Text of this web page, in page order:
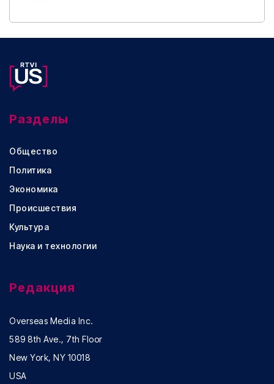
Разделы
Общество
Политика
Экономика
Происшествия
Культура
Наука и технологии
Редакция
Overseas Media Inc.
589 8th Ave., 7th Floor
New York, NY 10018
USA